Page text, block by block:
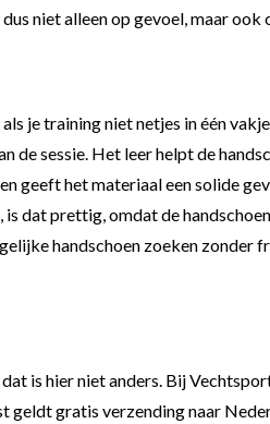
niet alleen op gevoel, maar
je training niet netjes in één
sessie. Het leer helpt de
geeft het materiaal een solide
dat prettig, omdat de
handschoen zoeken zonder
is hier niet anders. Bij
gratis verzending naar